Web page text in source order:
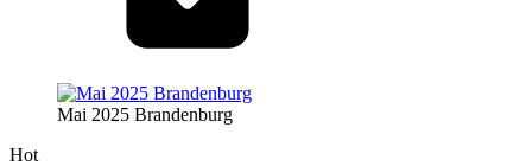
Mai 2025 Brandenburg
Hot